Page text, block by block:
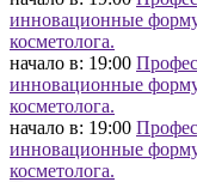
инновационные
косметолога.
начало в: 19:00
инновационные
косметолога.
начало в: 19:00
инновационные
косметолога.